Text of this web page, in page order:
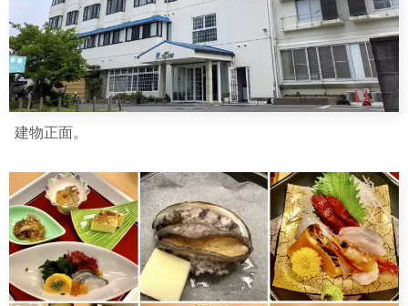
建物正面。